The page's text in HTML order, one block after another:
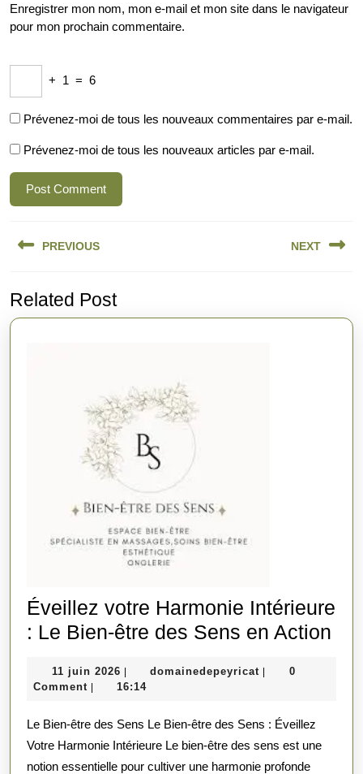
Enregistrer mon nom, mon e-mail et mon site dans le navigateur
pour mon prochain commentaire.
+ 1 = 6
Prévenez-moi de tous les nouveaux commentaires par e-mail.
Prévenez-moi de tous les nouveaux articles par e-mail.
de
PREVIOUS
post:
NEXT
Related Post
Éveillez votre Harmonie Intérieure
: Le Bien-être des Sens en Action
11 juin 2026 11
juin
| domainedepeyricat |
0
Comment | 16:14
Le Bien-être des Sens Le Bien-être des Sens : Éveillez
Votre Harmonie Intérieure Le bien-être des sens est une
notion essentielle pour cultiver une harmonie profonde